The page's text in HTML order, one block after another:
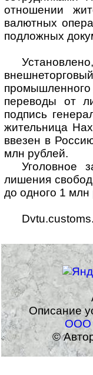
отношении
валютных
подложных
переводы от
подпись
жительница
ввезен в
млн рублей.
Уголовное
лишения
до одного 1 млн
Описание
ООО
©